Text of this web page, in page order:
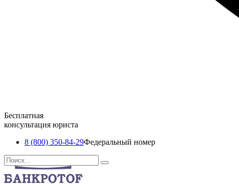
Бесплатная
консультация юриста
8 (800) 350-84-29Федеральный номер
Перейти
к
содержанию
Search
for: